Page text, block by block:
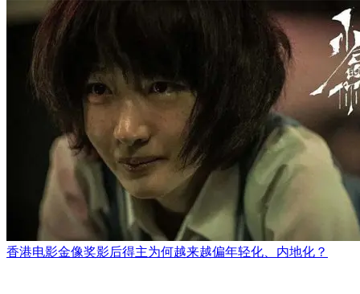
香港电影金像奖影后得主为何越来越偏年轻化、内地化？